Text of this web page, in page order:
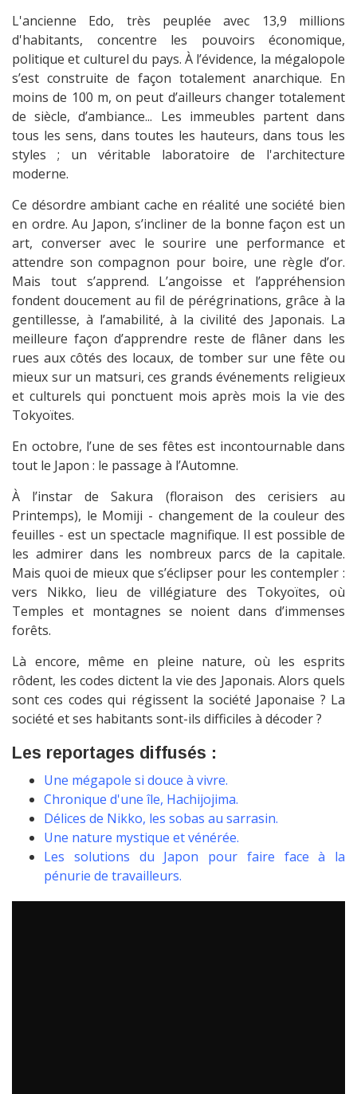
L'ancienne Edo, très peuplée avec 13,9 millions
d'habitants, concentre les pouvoirs économique,
politique et culturel du pays. À l’évidence, la mégalopole
s’est construite de façon totalement anarchique. En
moins de 100 m, on peut d’ailleurs changer totalement
de siècle, d’ambiance... Les immeubles partent dans
tous les sens, dans toutes les hauteurs, dans tous les
styles ; un véritable laboratoire de l'architecture
moderne.
Ce désordre ambiant cache en réalité une société bien
en ordre. Au Japon, s’incliner de la bonne façon est un
art, converser avec le sourire une performance et
attendre son compagnon pour boire, une règle d’or.
Mais tout s’apprend. L’angoisse et l’appréhension
fondent doucement au fil de pérégrinations, grâce à la
gentillesse, à l’amabilité, à la civilité des Japonais. La
meilleure façon d’apprendre reste de flâner dans les
rues aux côtés des locaux, de tomber sur une fête ou
mieux sur un matsuri, ces grands événements religieux
et culturels qui ponctuent mois après mois la vie des
Tokyoïtes.
En octobre, l’une de ses fêtes est incontournable dans
tout le Japon : le passage à l’Automne.
À l’instar de Sakura (floraison des cerisiers au
Printemps), le Momiji - changement de la couleur des
feuilles - est un spectacle magnifique. Il est possible de
les admirer dans les nombreux parcs de la capitale.
Mais quoi de mieux que s’éclipser pour les contempler :
vers Nikko, lieu de villégiature des Tokyoïtes, où
Temples et montagnes se noient dans d’immenses
forêts.
Là encore, même en pleine nature, où les esprits
rôdent, les codes dictent la vie des Japonais. Alors quels
sont ces codes qui régissent la société Japonaise ? La
société et ses habitants sont-ils difficiles à décoder ?
Les reportages diffusés :
Une mégapole si douce à vivre.
Chronique d'une île, Hachijojima.
Délices de Nikko, les sobas au sarrasin.
Une nature mystique et vénérée.
Les solutions du Japon pour faire face à la
pénurie de travailleurs.